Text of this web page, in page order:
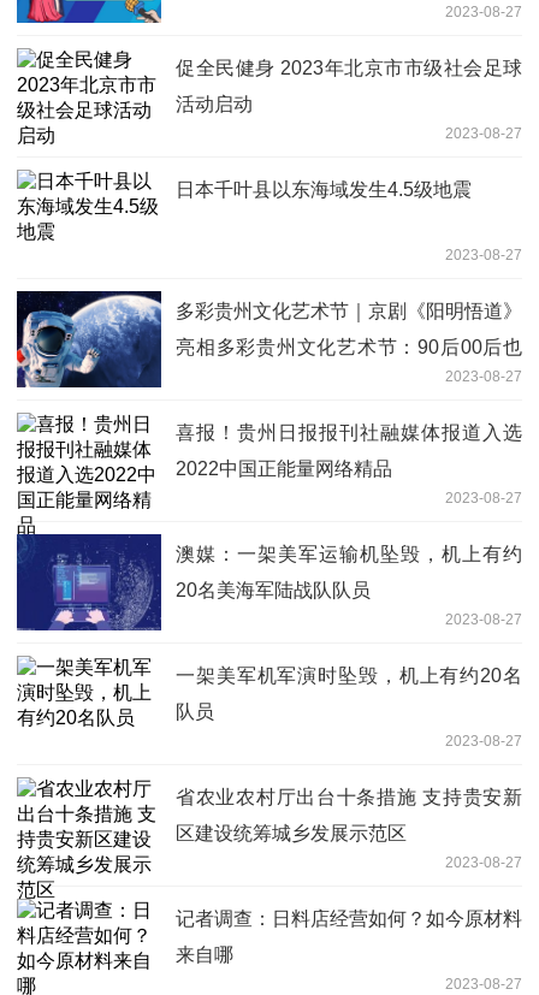
2023-08-27
促全民健身 2023年北京市市级社会足球
活动启动
2023-08-27
日本千叶县以东海域发生4.5级地震
2023-08-27
多彩贵州文化艺术节｜京剧《阳明悟道》
亮相多彩贵州文化艺术节：90后00后也
2023-08-27
喜报！贵州日报报刊社融媒体报道入选
2022中国正能量网络精品
2023-08-27
澳媒：一架美军运输机坠毁，机上有约
20名美海军陆战队队员
2023-08-27
一架美军机军演时坠毁，机上有约20名
队员
2023-08-27
省农业农村厅出台十条措施 支持贵安新
区建设统筹城乡发展示范区
2023-08-27
记者调查：日料店经营如何？如今原材料
来自哪
2023-08-27